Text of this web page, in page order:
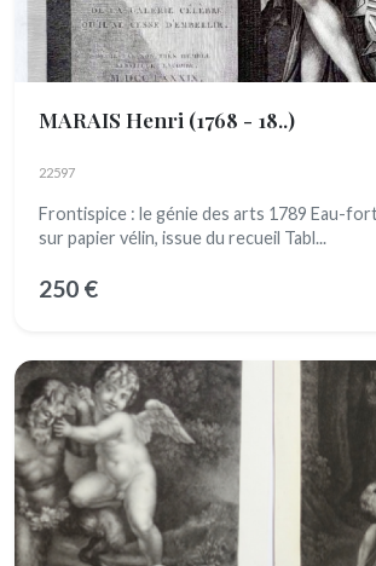
MARAIS Henri (1768 - 18..)
22597
Frontispice : le génie des arts 1789 Eau-
sur papier vélin, issue du recueil Tabl...
250 €